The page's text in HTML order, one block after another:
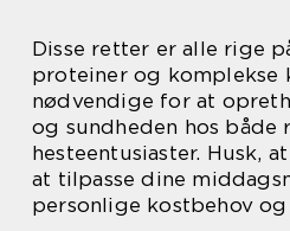
Disse retter er alle rige
proteiner og komplekse
nødvendige for at
og sundheden hos både
hesteentusiaster. Husk,
at tilpasse dine
personlige kostbehov